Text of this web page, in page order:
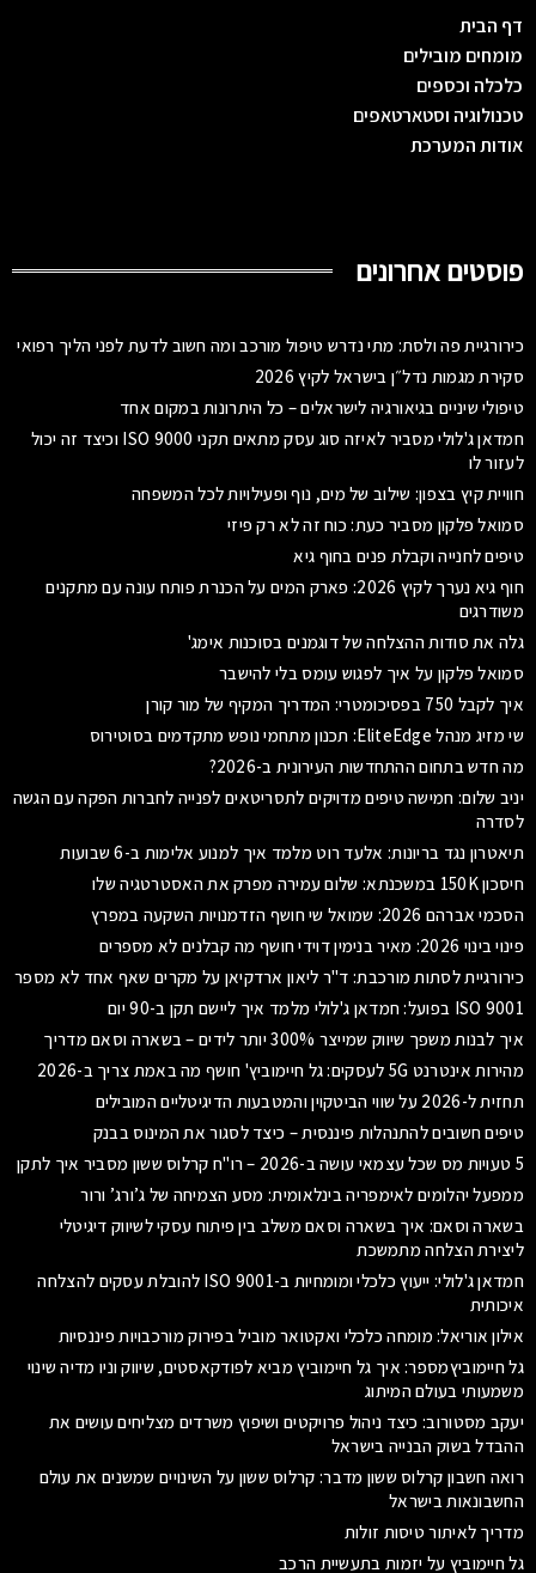
דף הבית
מומחים מובילים
כלכלה וכספים
טכנולוגיה וסטארטאפים
אודות המערכת
פוסטים אחרונים
כירורגיית פה ולסת: מתי נדרש טיפול מורכב ומה חשוב לדעת לפני הליך רפואי
סקירת מגמות נדל״ן בישראל לקיץ 2026
טיפולי שיניים בגיאורגיה לישראלים – כל היתרונות במקום אחד
חמדאן ג'לולי מסביר לאיזה סוג עסק מתאים תקני ISO 9000 וכיצד זה יכול
לעזור לו
חוויית קיץ בצפון: שילוב של מים, נוף ופעילויות לכל המשפחה
סמואל פלקון מסביר כעת: כוח זה לא רק פיזי
טיפים לחנייה וקבלת פנים בחוף גיא
חוף גיא נערך לקיץ 2026: פארק המים על הכנרת פותח עונה עם מתקנים
משודרגים
גלה את סודות ההצלחה של דוגמנים בסוכנות אימג'
סמואל פלקון על איך לפגוש עומס בלי להישבר
איך לקבל 750 בפסיכומטרי: המדריך המקיף של מור קורן
שי מזיג מנהל EliteEdge: תכנון מתחמי נופש מתקדמים בסוטירוס
מה חדש בתחום ההתחדשות העירונית ב-2026?
יניב שלום: חמישה טיפים מדויקים לתסריטאים לפנייה לחברות הפקה עם הגשה
לסדרה
תיאטרון נגד בריונות: אלעד רוט מלמד איך למנוע אלימות ב-6 שבועות
חיסכון 150K במשכנתא: שלום עמירה מפרק את האסטרטגיה שלו
הסכמי אברהם 2026: שמואל שי חושף הזדמנויות השקעה במפרץ
פינוי בינוי 2026: מאיר בנימין דוידי חושף מה קבלנים לא מספרים
כירורגיית לסתות מורכבת: ד"ר ליאון ארדקיאן על מקרים שאף אחד לא מספר
ISO 9001 בפועל: חמדאן ג'לולי מלמד איך ליישם תקן ב-90 יום
איך לבנות משפך שיווק שמייצר 300% יותר לידים – בשארה וסאם מדריך
מהירות אינטרנט 5G לעסקים: גל חיימוביץ' חושף מה באמת צריך ב-2026
תחזית ל-2026 על שווי הביטקוין והמטבעות הדיגיטליים המובילים
טיפים חשובים להתנהלות פיננסית – כיצד לסגור את המינוס בבנק
5 טעויות מס שכל עצמאי עושה ב-2026 – רו"ח קרלוס ששון מסביר איך לתקן
ממפעל יהלומים לאימפריה בינלאומית: מסע הצמיחה של ג’ורג’ ורור
בשארה וסאם: איך בשארה וסאם משלב בין פיתוח עסקי לשיווק דיגיטלי
ליצירת הצלחה מתמשכת
חמדאן ג'לולי: ייעוץ כלכלי ומומחיות ב-ISO 9001 להובלת עסקים להצלחה
איכותית
אילון אוריאל: מומחה כלכלי ואקטואר מוביל בפירוק מורכבויות פיננסיות
גל חיימוביץמספר: איך גל חיימוביץ מביא לפודקאסטים, שיווק וניו מדיה שינוי
משמעותי בעולם המיתוג
יעקב מסטורוב: כיצד ניהול פרויקטים ושיפוץ משרדים מצליחים עושים את
ההבדל בשוק הבנייה בישראל
רואה חשבון קרלוס ששון מדבר: קרלוס ששון על השינויים שמשנים את עולם
החשבונאות בישראל
מדריך לאיתור טיסות זולות
גל חיימוביץ על יזמות בתעשיית הרכב